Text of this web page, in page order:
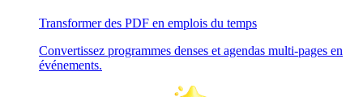
Transformer des PDF en emplois du temps
Convertissez programmes denses et agendas multi-pages en
événements.